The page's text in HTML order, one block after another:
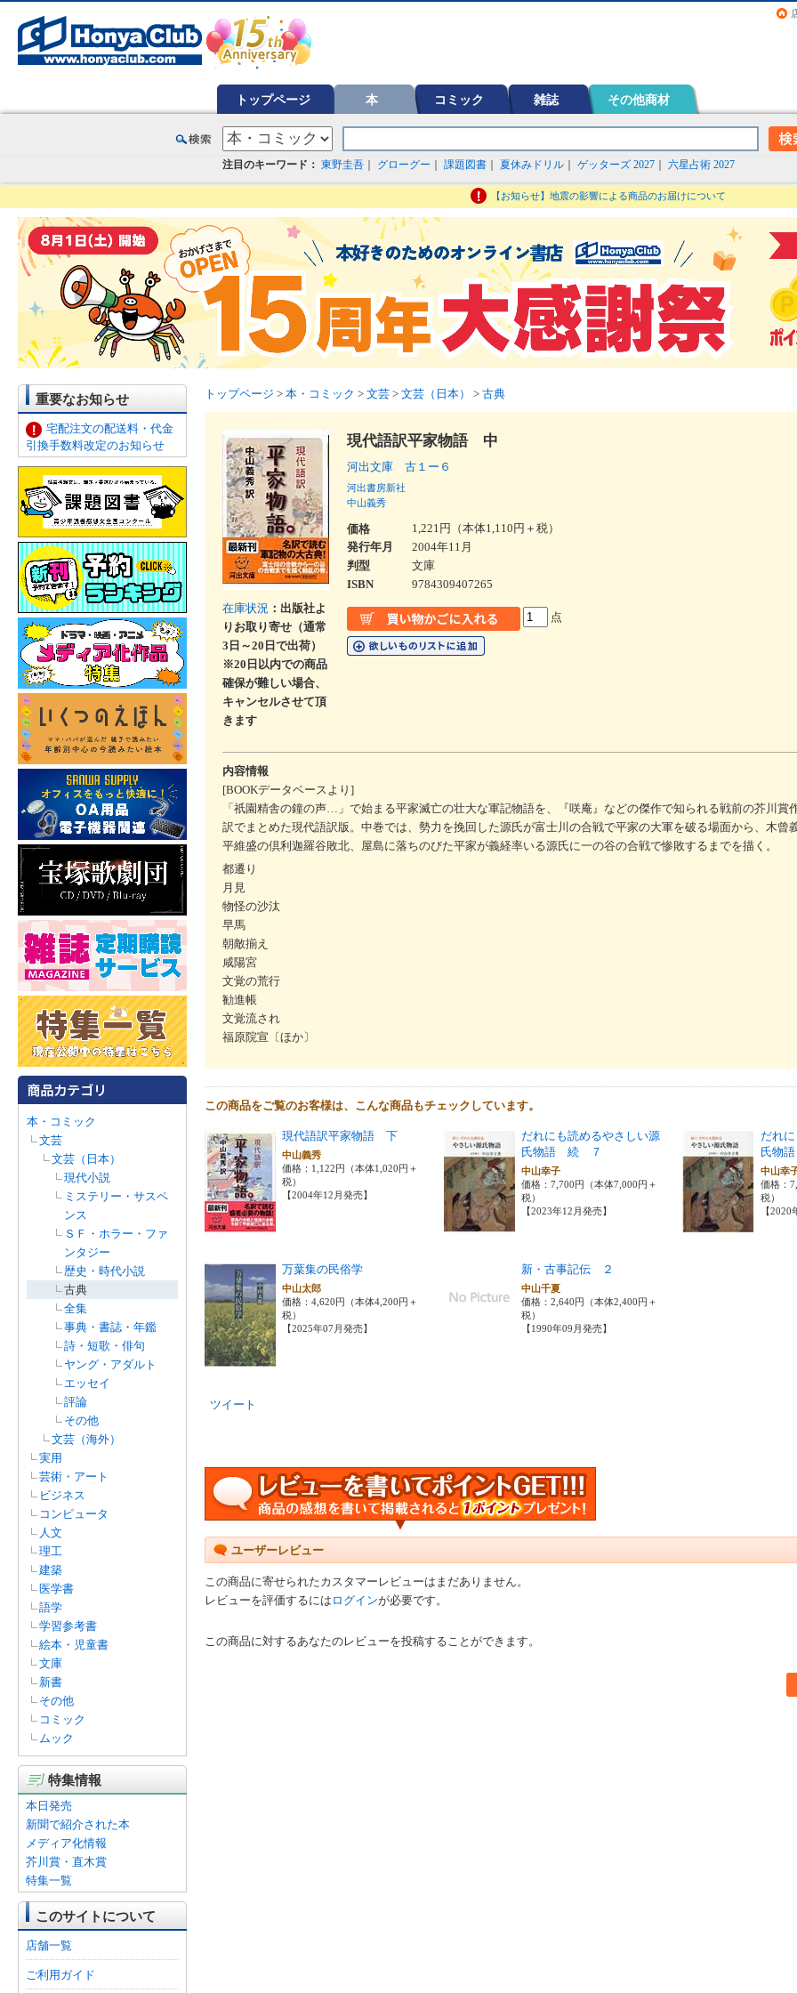
トップページ 本 コミック 雑誌 その他商材
注目のキーワード： 東野圭吾 グローグー 課題図書 夏休みドリル ゲッターズ 2027 六星占術 2027
【お知らせ】地震の影響による商品のお届けについて
重要なお知らせ
宅配注文の配送料・代金
引換手数料改定のお知らせ
本・コミック
文芸
文芸（日本）
現代小説
ミステリー・サスペ
ンス
ＳＦ・ホラー・ファ
ンタジー
歴史・時代小説
古典
全集
事典・書誌・年鑑
詩・短歌・俳句
ヤング・アダルト
エッセイ
評論
その他
文芸（海外）
実用
芸術・アート
ビジネス
コンピュータ
人文
理工
建築
医学書
語学
学習参考書
絵本・児童書
文庫
新書
その他
コミック
ムック
特集情報
本日発売
新聞で紹介された本
メディア化情報
芥川賞・直木賞
特集一覧
このサイトについて
店舗一覧
ご利用ガイド
トップページ > 本・コミック > 文芸 > 文芸（日本） > 古典
在庫状況 ：出版社よ
りお取り寄せ（通常
3日～20日で出荷）
※20日以内での商品
確保が難しい場合、
キャンセルさせて頂
きます
現代語訳平家物語 中
河出文庫 古１ー６
河出書房新社
中山義秀
価格
1,221円（本体1,110円＋税）
発行年月
2004年11月
判型
文庫
ISBN
9784309407265
点
内容情報
[BOOKデータベースより]
「祇園精舎の鐘の声…」で始まる平家滅亡の壮大な軍記物語を、『咲庵』などの傑作で知られる戦前の芥川賞
訳でまとめた現代語訳版。中巻では、勢力を挽回した源氏が富士川の合戦で平家の大軍を破る場面から、木曾
平維盛の倶利迦羅谷敗北、屋島に落ちのびた平家が義経率いる源氏に一の谷の合戦で惨敗するまでを描く。
都遷り
月見
物怪の沙汰
早馬
朝敵揃え
咸陽宮
文覚の荒行
勧進帳
文覚流され
福原院宣〔ほか〕
この商品をご覧のお客様は、こんな商品もチェックしています。
現代語訳平家物語 下
中山義秀
価格：1,122円（本体1,020円＋
税）
【2004年12月発売】
だれにも読めるやさしい源
氏物語 続 ７
中山幸子
価格：7,700円（本体7,000円＋
税）
【2023年12月発売】
だれ
氏物
中山幸
価格：
税）
【2020
万葉集の民俗学
中山太郎
価格：4,620円（本体4,200円＋
税）
【2025年07月発売】
新・古事記伝 ２
中山千夏
価格：2,640円（本体2,400円＋
税）
【1990年09月発売】
ツイート
ユーザーレビュー
この商品に寄せられたカスタマーレビューはまだありません。
レビューを評価するには ログインが必要です。
この商品に対するあなたのレビューを投稿することができます。